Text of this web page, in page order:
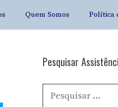
Quem Somos Política
Pesquisar
Pesquisar
por: